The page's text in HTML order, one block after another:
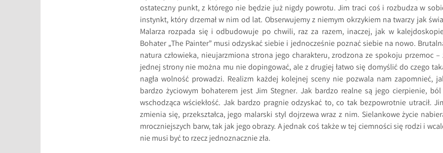
ostateczny punkt, z którego nie będzie już nigdy powrotu. Jim traci coś i rozbudza w
instynkt, który drzemał w nim od lat. Obserwujemy z niemym okrzykiem na twarzy jak
Malarza rozpada się i odbudowuje po chwili, raz za razem, inaczej, jak w
Bohater „The Painter” musi odzyskać siebie i jednocześnie poznać siebie na nowo.
natura człowieka, nieujarzmiona strona jego charakteru, zrodzona ze spokoju przemoc –
jednej strony nie można mu nie dopingować, ale z drugiej łatwo się domyślić do czego
nagła wolność prowadzi. Realizm każdej kolejnej sceny nie pozwala nam zapomnieć,
bardzo życiowym bohaterem jest Jim Stegner. Jak bardzo realne są jego cierpienie,
wschodząca wściekłość. Jak bardzo pragnie odzyskać to, co tak bezpowrotnie utracił.
zmienia się, przekształca, jego malarski styl dojrzewa wraz z nim. Sielankowe życie
mroczniejszych barw, tak jak jego obrazy. A jednak coś także w tej ciemności się rodzi i
nie musi być to rzecz jednoznacznie zła.